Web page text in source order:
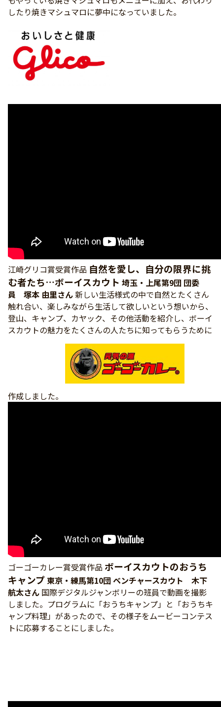
したり焼きマシュマロに夢中になっていました。
江崎グリコ賞受賞作品 自然を愛し、自分の限界に挑
む者たち…ボーイスカウト 埼玉・上尾第9団 団委
員 塚本 由里さん新しい生活様式の中で自然とたくさん
触れ合い、楽しみながら生活して欲しいという想いから、
登山、キャンプ、カヤック、その他活動を紹介し、ボーイ
スカウトの魅力をたくさんの人たちに知ってもらうために
作成しました。
ゴーゴーカレー賞受賞作品 ボーイスカウトのおうち
キャンプ東京・練馬第10団 ベンチャースカウト 木下
航太さん 国際デジタルジャンボリーの班員で動画を撮影
しました。プログラムに「おうちキャンプ」と「おうちキ
ャンプ料理」があったので、その様子をムービーコンテス
トに応募することにしました。